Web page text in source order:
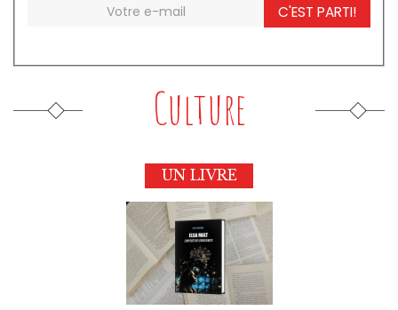
C'EST PARTI!
Culture
UN LIVRE